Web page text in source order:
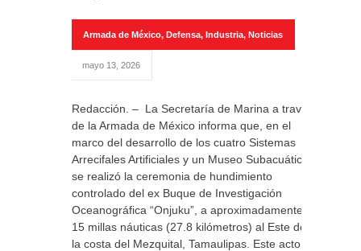
Armada de México, Defensa, Industria, Noticias
mayo 13, 2026
Redacción. – La Secretaría de Marina a través
de la Armada de México informa que, en el
marco del desarrollo de los cuatro Sistemas
Arrecifales Artificiales y un Museo Subacuático,
se realizó la ceremonia de hundimiento
controlado del ex Buque de Investigación
Oceanográfica “Onjuku”, a aproximadamente
15 millas náuticas (27.8 kilómetros) al Este de
la costa del Mezquital, Tamaulipas. Este acto